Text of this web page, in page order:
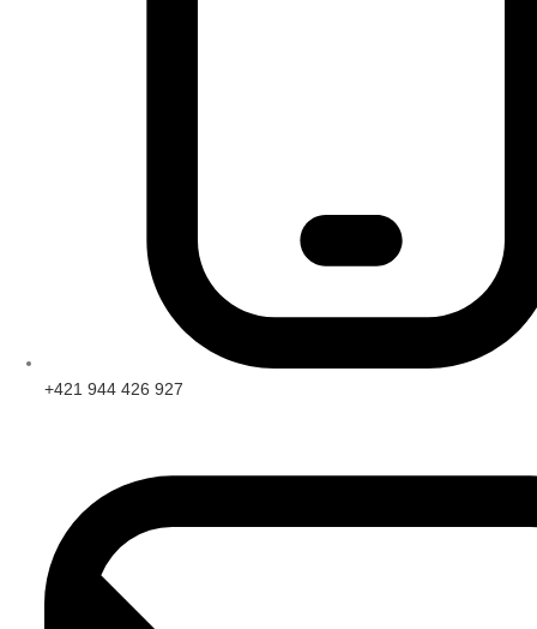
+421 944 426 927